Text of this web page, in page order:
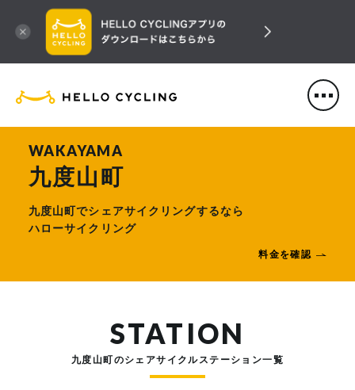
HELLO CYCLING（ハローサ
WAKAYAMA
九度山町
九度山町でシェアサイクリングするなら
ハローサイクリング
料金を確認
STATION
九度山町のシェアサイクルステーション一覧